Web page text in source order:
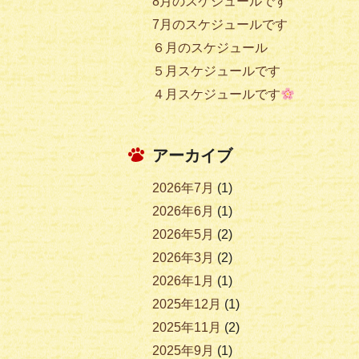
7月のスケジュールです
６月のスケジュール
５月スケジュールです
４月スケジュールです
アーカイブ
2026年7月(1)
2026年6月(1)
2026年5月(2)
2026年3月 (2)
2026年1月 (1)
2025年12月(1)
2025年11月(2)
2025年9月(1)